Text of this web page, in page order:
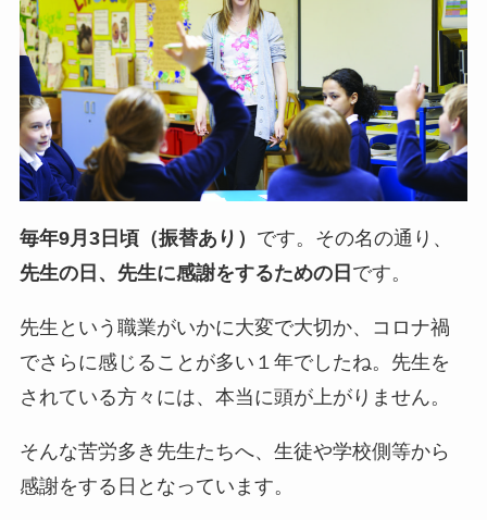
毎年9月3日頃（振替あり） です。その名の通り、
先生の日、先生に感謝をするための日 です。
先生という職業がいかに大変で大切か、コロナ禍
でさらに感じることが多い１年でしたね。先生を
されている方々には、本当に頭が上がりません。
そんな苦労多き先生たちへ、生徒や学校側等から
感謝をする日となっています。